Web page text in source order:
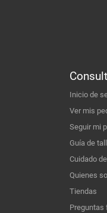
Inicio de
Ver mis
Seguir mi
Guía de
Cuidado
Quienes
Tiendas
Preguntas